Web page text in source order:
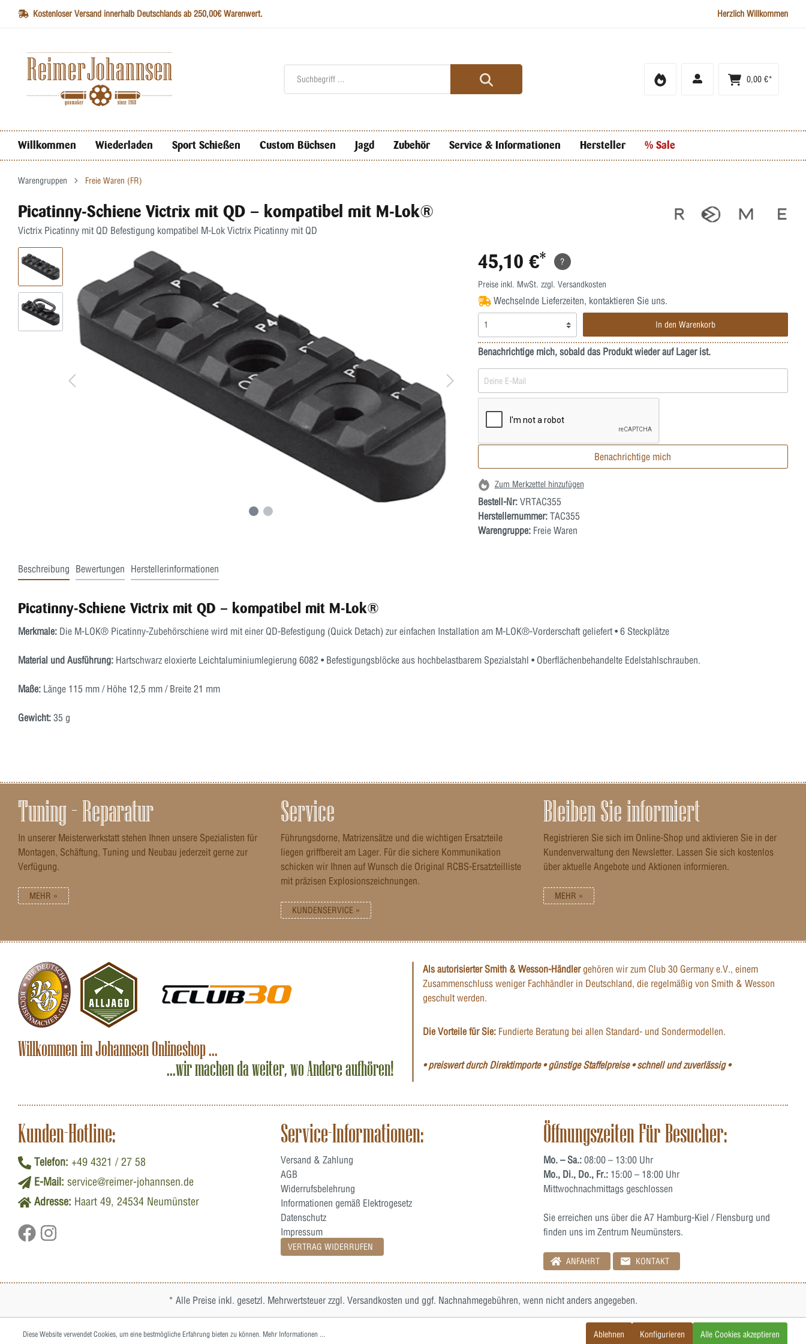
Kostenloser Versand innerhalb Deutschlands ab 250,00€ Warenwert. Herzlich Willkommen
0,00 €*
Willkommen Wiederladen Sport Schießen Custom Büchsen Jagd Zubehör Service & Informationen Hersteller % Sale
Warengruppen Freie Waren (FR)
Picatinny-Schiene Victrix mit QD – kompatibel mit M-Lok®
Victrix Picatinny mit QD Befestigung kompatibel M-Lok Victrix Picatinny mit QD
45,10 €* ?
Preise inkl. MwSt. zzgl. Versandkosten
Wechselnde Lieferzeiten, kontaktieren Sie uns.
In den Warenkorb
Benachrichtige mich, sobald das Produkt wieder auf Lager ist.
Benachrichtige mich
Zum Merkzettel hinzufügen
Bestell-Nr: VRTAC355
Herstellernummer: TAC355
Warengruppe:Freie Waren
Beschreibung Bewertungen Herstellerinformationen
Picatinny-Schiene Victrix mit QD – kompatibel mit M-Lok®
Merkmale: Die M-LOK® Picatinny-Zubehörschiene wird mit einer QD-Befestigung (Quick Detach) zur einfachen Installation am M-LOK®-Vorderschaft geliefert • 6 Steckplätze
Material und Ausführung: Hartschwarz eloxierte Leichtaluminiumlegierung 6082 • Befestigungsblöcke aus hochbelastbarem Spezialstahl • Oberflächenbehandelte Edelstahlschrauben.
Maße: Länge 115 mm / Höhe 12,5 mm / Breite 21 mm
Gewicht: 35 g
Tuning – Reparatur
In unserer Meisterwerkstatt stehen Ihnen unsere Spezialisten für
Montagen, Schäftung, Tuning und Neubau jederzeit gerne zur
Verfügung.
MEHR »
Service
Führungsdorne, Matrizensätze und die wichtigen Ersatzteile
liegen griffbereit am Lager. Für die sichere Kommunikation
schicken wir Ihnen auf Wunsch die Original RCBS-Ersatzteilliste
mit präzisen Explosionszeichnungen.
KUNDENSERVICE »
Bleiben Sie informiert
Registrieren Sie sich im Online-Shop und aktivieren Sie in der
Kundenverwaltung den Newsletter. Lassen Sie sich kostenlos
über aktuelle Angebote und Aktionen informieren.
MEHR »
Willkommen im Johannsen Onlineshop ...
...wir machen da weiter, wo Andere aufhören!
Als autorisierter Smith & Wesson-Händlergehören wir zum Club 30 Germany e.V., einem
Zusammenschluss weniger Fachhändler in Deutschland, die regelmäßig von Smith & Wesson
geschult werden.
Die Vorteile für Sie: Fundierte Beratung bei allen Standard- und Sondermodellen.
• preiswert durch Direktimporte • günstige Staffelpreise • schnell und zuverlässig •
Kunden-Hotline:
Telefon: +49 4321 / 27 58
E-Mail: service@reimer-johannsen.de
Adresse: Haart 49, 24534 Neumünster
Service-Informationen:
Versand & Zahlung
AGB
Widerrufsbelehrung
Informationen gemäß Elektrogesetz
Datenschutz
Impressum
VERTRAG WIDERRUFEN
Öffnungszeiten Für Besucher:
Mo. – Sa.: 08:00 – 13:00 Uhr
Mo., Di., Do., Fr.: 15:00 – 18:00 Uhr
Mittwochnachmittags geschlossen
Sie erreichen uns über die A7 Hamburg-Kiel / Flensburg und
finden uns im Zentrum Neumünsters.
ANFAHRT KONTAKT
* Alle Preise inkl. gesetzl. Mehrwertsteuer zzgl. Versandkosten und ggf. Nachnahmegebühren, wenn nicht anders angegeben.
Diese Website verwendet Cookies, um eine bestmögliche Erfahrung bieten zu können. Mehr Informationen ... Ablehnen Konfigurieren Alle Cookies akzeptieren